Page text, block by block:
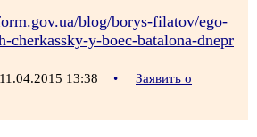
blog/borys-filatov/ego-
cherkassky-y-boec-batalona-dnepr
13:38 •
Заявить о